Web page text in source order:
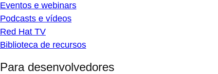
Eventos e webinars
Podcasts e vídeos
Red Hat TV
Biblioteca de recursos
Para desenvolvedores